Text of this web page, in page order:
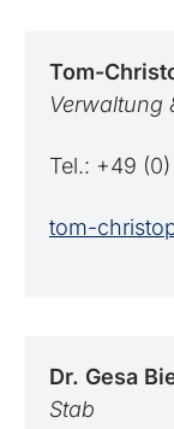
Tom-
Verwaltung
Tel.: +49
tom-
Dr. Gesa
Stab